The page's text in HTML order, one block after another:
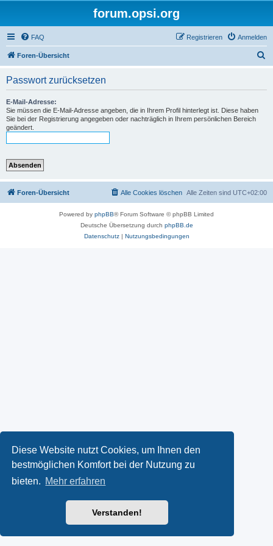
Diese Website nutzt Cookies, um Ihnen den
bestmöglichen Komfort bei der Nutzung zu
bieten. Mehr erfahren
Verstanden!
forum.opsi.org
FAQ Anmelden
Registrieren
Foren-Übersicht
Passwort zurücksetzen
E-Mail-Adresse:
Sie müssen die E-Mail-Adresse angeben, die in Ihrem Profil hinterlegt ist. Diese haben
Sie bei der Registrierung angegeben oder nachträglich in Ihrem persönlichen Bereich
geändert.
Foren-Übersicht Alle Zeiten sind UTC+02:00
Alle Cookies löschen
Powered by phpBB® Forum Software © phpBB Limited
Deutsche Übersetzung durch phpBB.de
Datenschutz| Nutzungsbedingungen